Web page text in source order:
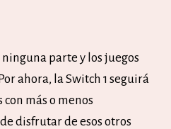
ninguna parte y los juegos
ahora, la Switch 1 seguirá
más o menos
disfrutar de esos otros